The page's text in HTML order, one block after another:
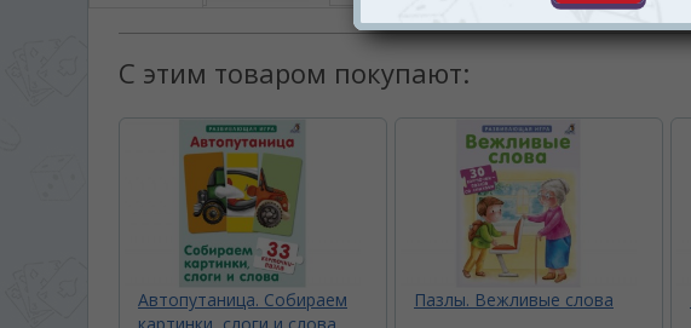
С этим товаром покупают:
Автопутаница. Собираем
Пазлы. Вежливые слова